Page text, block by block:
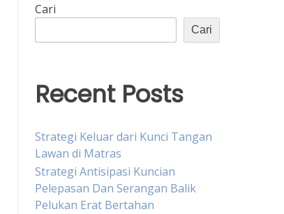
Cari
Cari
Recent Posts
Strategi Keluar dari Kunci Tangan
Lawan di Matras
Strategi Antisipasi Kuncian
Pelepasan Dan Serangan Balik
Pelukan Erat Bertahan